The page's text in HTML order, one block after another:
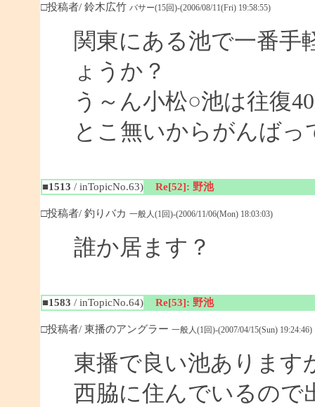
□投稿者/ 鈴木広竹 バサー(15回)-(2006/08/11(Fri) 19:58:55)
関東にある池で一番手
ょうか？
う～ん小松○池は往復
とこ無いからがんば
■1513 / inTopicNo.63) Re[52]: 野池
□投稿者/ 釣りバカ 一般人(1回)-(2006/11/06(Mon) 18:03:03)
誰か居ます？
■1583 / inTopicNo.64) Re[53]: 野池
□投稿者/ 東播のアングラー 一般人(1回)-(2007/04/15(Sun) 19:24:46)
東播で良い池あります
西脇に住んでいるので